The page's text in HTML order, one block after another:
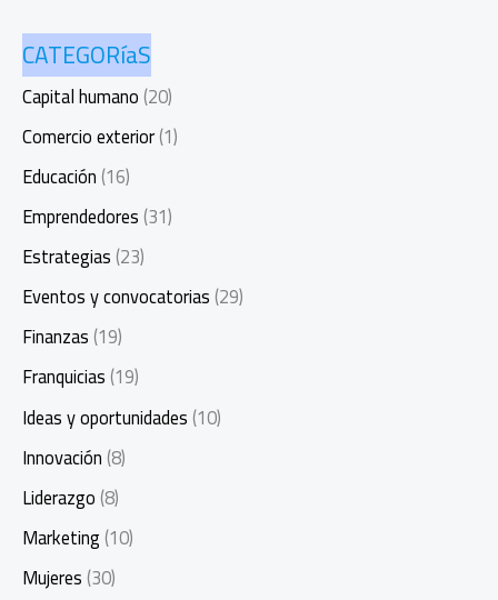
CATEGORíaS
Capital humano(20)
Comercio exterior(1)
Educación(16)
Emprendedores(31)
Estrategias(23)
Eventos y convocatorias(29)
Finanzas(19)
Franquicias(19)
Ideas y oportunidades(10)
Innovación(8)
Liderazgo(8)
Marketing(10)
Mujeres(30)